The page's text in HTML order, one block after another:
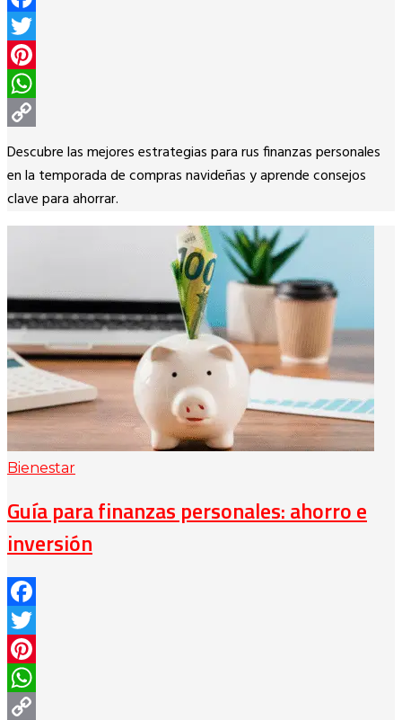
Facebook
Twitter
Pinterest
WhatsApp
Copy
Link
Descubre las mejores estrategias para rus finanzas personales
en la temporada de compras navideñas y aprende consejos
clave para ahorrar.
Bienestar
Guía para finanzas personales: ahorro e
inversión
Facebook
Twitter
Pinterest
WhatsApp